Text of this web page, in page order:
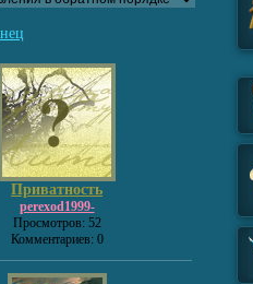
Приватность
perexod1999-
Просмотров: 52
Комментариев: 0